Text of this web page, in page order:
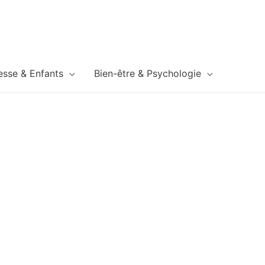
& Enfants Bien-être & Psychologie